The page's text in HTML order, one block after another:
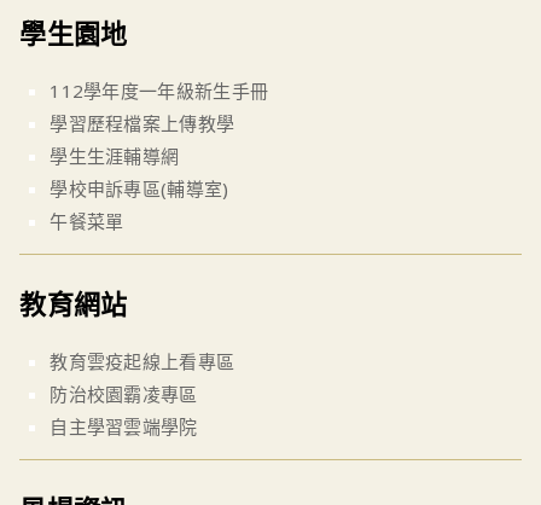
學生園地
112學年度一年級新生手冊
學習歷程檔案上傳教學
學生生涯輔導網
學校申訴專區(輔導室)
午餐菜單
教育網站
教育雲疫起線上看專區
防治校園霸凌專區
自主學習雲端學院